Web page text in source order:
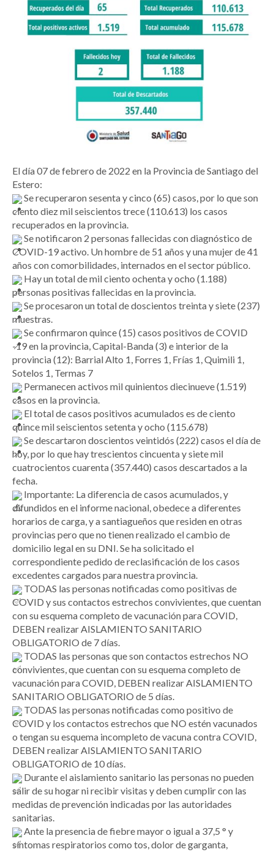
El día 07 de febrero de 2022 en la Provincia de Santiago del
Estero:
Se recuperaron sesenta y cinco (65) casos, por lo que son
ciento diez mil seiscientos trece (110.613) los casos
recuperados en la provincia.
Se notificaron 2 personas fallecidas con diagnóstico de
COVID-19 activo. Un hombre de 51 años y una mujer de 41
años con comorbilidades, internados en el sector público.
Hay un total de mil ciento ochenta y ocho (1.188)
personas positivas fallecidas en la provincia.
Se procesaron un total de doscientos treinta y siete (237)
muestras.
Se confirmaron quince (15) casos positivos de COVID
-19 en la provincia, Capital-Banda (3) e interior de la
provincia (12): Barrial Alto 1, Forres 1, Frías 1, Quimili 1,
Sotelos 1, Termas 7
Permanecen activos mil quinientos diecinueve (1.519)
casos en la provincia.
El total de casos positivos acumulados es de ciento
quince mil seiscientos setenta y ocho (115.678)
Se descartaron doscientos veintidós (222) casos el día de
hoy, por lo que hay trescientos cincuenta y siete mil
cuatrocientos cuarenta (357.440) casos descartados a la
fecha.
Importante: La diferencia de casos acumulados, y
difundidos en el informe nacional, obedece a diferentes
horarios de carga, y a santiagueños que residen en otras
provincias pero que no tienen realizado el cambio de
domicilio legal en su DNI. Se ha solicitado el
correspondiente pedido de reclasificación de los casos
excedentes cargados para nuestra provincia.
TODAS las personas notificadas como positivas de
COVID y sus contactos estrechos convivientes, que cuentan
con su esquema completo de vacunación para COVID,
DEBEN realizar AISLAMIENTO SANITARIO
OBLIGATORIO de 7 días.
TODAS las personas que son contactos estrechos NO
convivientes, que cuentan con su esquema completo de
vacunación para COVID, DEBEN realizar AISLAMIENTO
SANITARIO OBLIGATORIO de 5 días.
TODAS las personas notificadas como positivo de
COVID y los contactos estrechos que NO estén vacunados
o tengan su esquema incompleto de vacuna contra COVID,
DEBEN realizar AISLAMIENTO SANITARIO
OBLIGATORIO de 10 días.
Durante el aislamiento sanitario las personas no pueden
salir de su hogar ni recibir visitas y deben cumplir con las
medidas de prevención indicadas por las autoridades
sanitarias.
Ante la presencia de fiebre mayor o igual a 37,5 ° y
síntomas respiratorios como tos, dolor de garganta,